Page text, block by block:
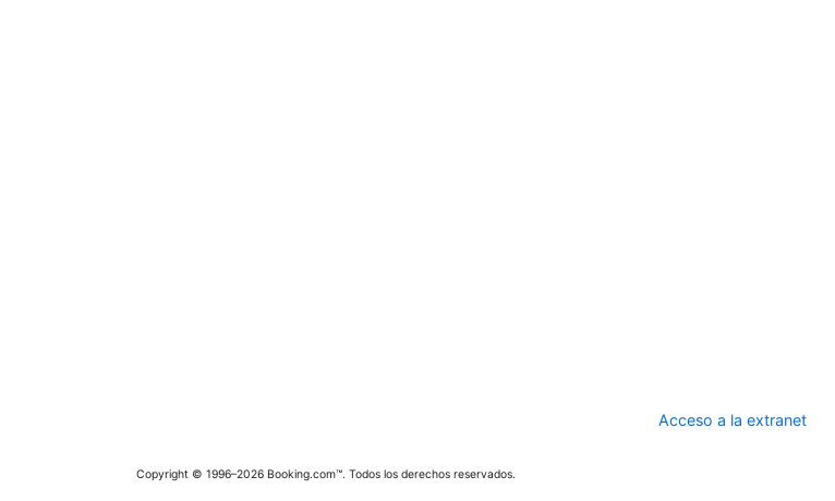
Acceso a la extranet
Copyright © 1996–2026 Booking.com™. Todos los derechos reservados.